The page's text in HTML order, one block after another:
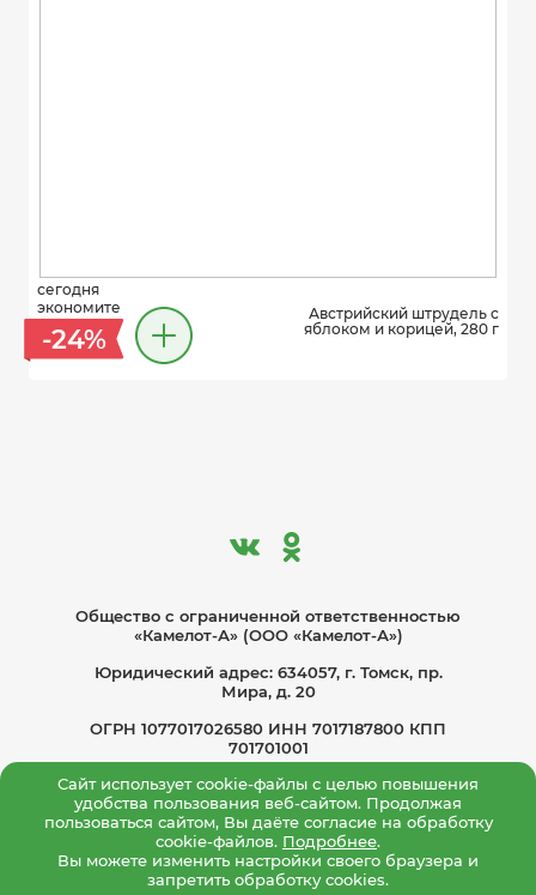
сегодня
экономите
-24%
Австрийский штрудель с
яблоком и корицей, 280 г
Общество с ограниче­нной ответственностью
«Камелот-А» (ООО «Камелот-А»)
Юридический адрес: 634057, г. Томск, пр.
Мира, д. 20
ОГРН 1077017026580 ИНН 7017187800 КПП
701701001
Политика по обработке персональных
данных
Согласие на обработку персональных данных
Политика конфиденциальности
Сайт использует cookie-файлы с целью повышения
удобства пользования веб-сайтом. Продолжая
пользоваться сайтом, Вы даёте согласие на обработку
cookie-файлов. Подробнее.
Вы можете изменить настройки своего браузера и
запретить обработку cookies.